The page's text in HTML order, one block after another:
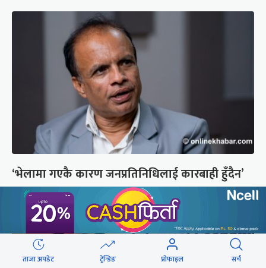
‘भेलामा गएकै कारण जनप्रतिनिधिलाई कारबाही हुँदैन’
ताजा अपडेट ट्रेन्डिङ प्रोफाइल सर्च